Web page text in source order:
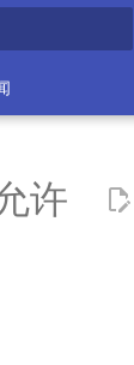
许